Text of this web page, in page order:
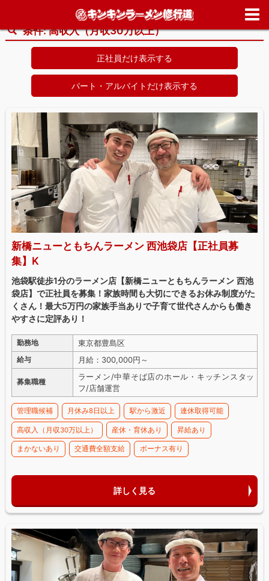
求人情報>高収入（月収30万以上）
条件:高収入（月収30万以上）
正社員だけ表示する
パート・アルバイトだけ表示する
新橋ニューともちんラーメン 西池袋店【正社員募
集】K
池袋駅徒歩1分のラーメン店【新橋ニューともちんラーメン 西池
袋店】で正社員を募集！家族時間も大切にできるお休み制度がた
くさん！最大5万円の家族手当ありで子育て世代さんからも働き
やすさに定評あり！
勤務地 東京都豊島区
給与 月給：300,000円～
募集職種
ラーメン/中華そば店のホール・キッチンスタッ
フ/店舗運営
管理職候補 月休み8日以上 駅から激近 連休取得可能
高収入（月収30万以上） 産休・育休あり 昇給あり
まかないあり 交通費全額支給 ボーナス有り
詳しく見る